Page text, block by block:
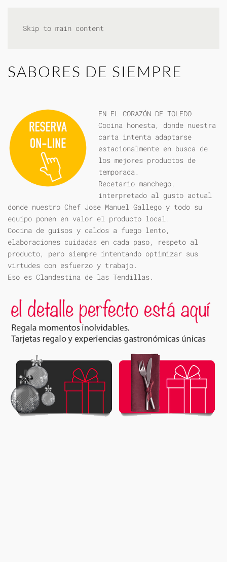
Skip to main content
SABORES DE SIEMPRE
EN EL CORAZÓN DE TOLEDO
Cocina honesta, donde nuestra
carta intenta adaptarse
estacionalmente en busca de
los mejores productos de
temporada.
Recetario manchego,
interpretado al gusto actual
donde nuestro Chef Jose Manuel Gallego y todo su
equipo ponen en valor el producto local.
Cocina de guisos y caldos a fuego lento,
elaboraciones cuidadas en cada paso, respeto al
producto, pero siempre intentando optimizar sus
virtudes con esfuerzo y trabajo.
Eso es Clandestina de las Tendillas.